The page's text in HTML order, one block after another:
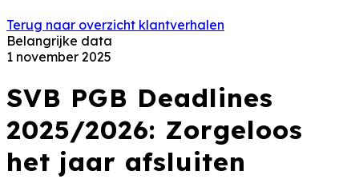
Terug naar overzicht klantverhalen
Belangrijke data
1 november 2025
SVB PGB Deadlines
2025/2026: Zorgeloos
het jaar afsluiten